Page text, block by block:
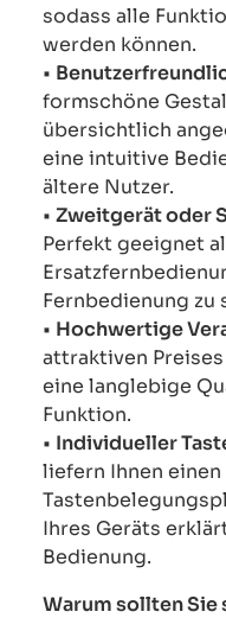
sodass alle
werden können.
•
formschöne
übersichtlich
eine intuitive
ältere Nutzer.
• Zweitgerät oder
Perfekt geeignet
Fernbedienung zu
• Hochwertige
attraktiven
eine langlebige
Funktion.
• Individueller
liefern Ihnen
Ihres Geräts
Bedienung.
Warum sollten Sie